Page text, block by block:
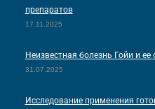
препаратов
17.11.2025
Неизвестная болезнь Гойи и ее
31.07.2025
Исследование применения